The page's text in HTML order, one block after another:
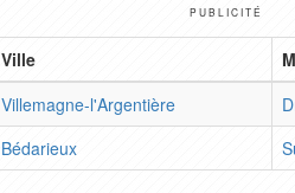
PUBLICITÉ
Ville
Villemagne-l'Argentière
Bédarieux